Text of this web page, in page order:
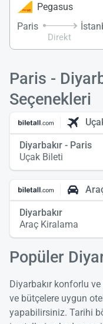
Pegasus
Paris
Direkt
Paris -
Seçenekleri
Diyarbakır - Paris
Uçak Bileti
Diyarbakır
Araç Kiralama
Popüler
Diyarbakır konforlu
ve bütçelere uygun
yapabilirsiniz. Tarihi